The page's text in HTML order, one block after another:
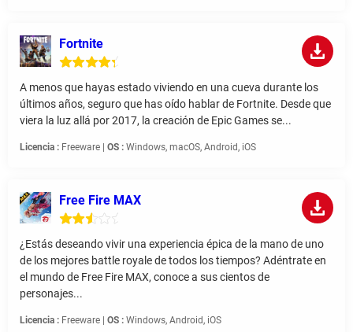
Fortnite
A menos que hayas estado viviendo en una cueva durante los
últimos años, seguro que has oído hablar de Fortnite. Desde que
viera la luz allá por 2017, la creación de Epic Games se...
Licencia : Freeware | OS : Windows, macOS, Android, iOS
Free Fire MAX
¿Estás deseando vivir una experiencia épica de la mano de uno
de los mejores battle royale de todos los tiempos? Adéntrate en
el mundo de Free Fire MAX, conoce a sus cientos de
personajes...
Licencia : Freeware | OS : Windows, Android, iOS